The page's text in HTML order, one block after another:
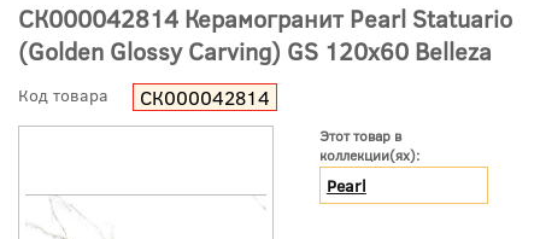
СК000042814 Керамогранит Pearl Statuario
(Golden Glossy Carving) GS 120x60 Belleza
Код товара СК000042814
Этот товар в
коллекции(ях):
Pearl